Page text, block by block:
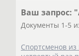
Ваш запрос:
Документы 1-5
Спортсменов